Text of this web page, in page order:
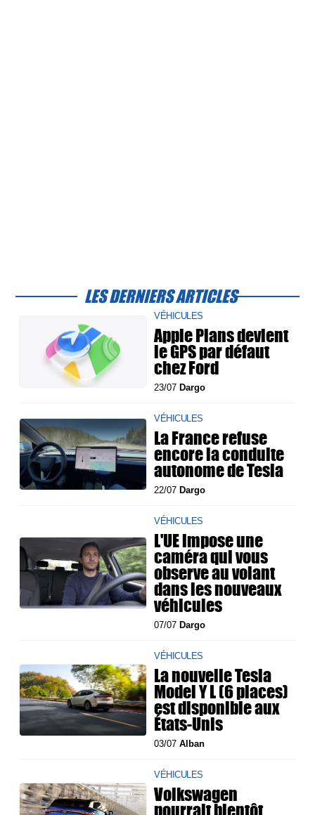
LES DERNIERS ARTICLES
VÉHICULES
Apple Plans devient
le GPS par défaut
chez Ford
23/07 Dargo
VÉHICULES
La France refuse
encore la conduite
autonome de Tesla
22/07 Dargo
VÉHICULES
L'UE impose une
caméra qui vous
observe au volant
dans les nouveaux
véhicules
07/07 Dargo
VÉHICULES
La nouvelle Tesla
Model Y L (6 places)
est disponible aux
États-Unis
03/07Alban
VÉHICULES
Volkswagen